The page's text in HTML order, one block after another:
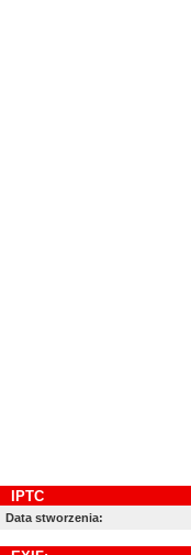
IPTC
Data stworzenia: